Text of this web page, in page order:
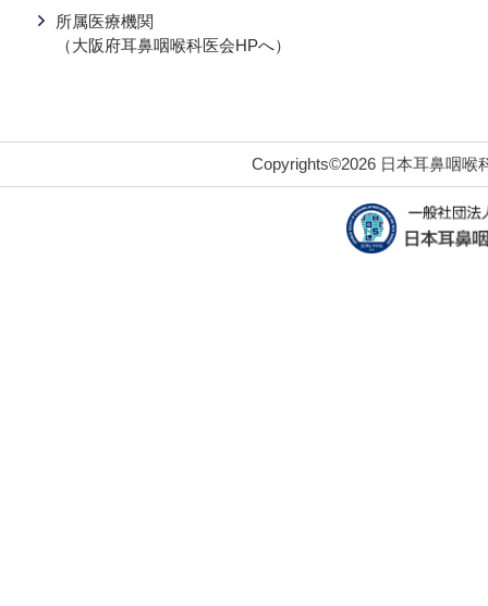
所属医療機関
（大阪府耳鼻咽喉科医会HPへ）
Copyrights©2026 日本耳鼻咽喉